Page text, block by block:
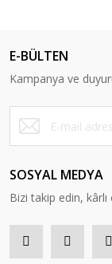
E-BÜLTEN
Kampanya ve
SOSYAL MEDYA
Bizi takip edin, kârlı